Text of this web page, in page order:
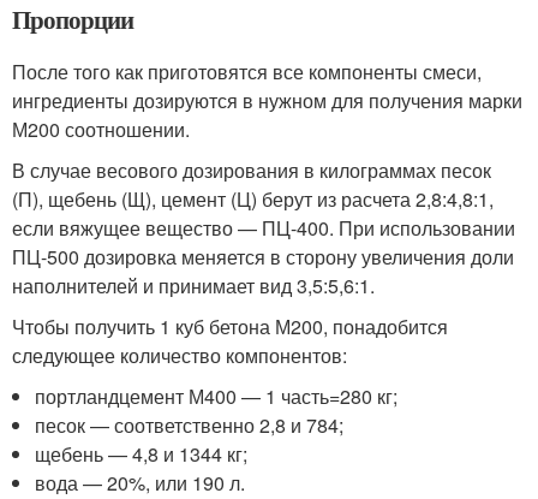
Пропорции
После того как приготовятся все компоненты смеси,
ингредиенты дозируются в нужном для получения марки
М200 соотношении.
В случае весового дозирования в килограммах песок
(П), щебень (Щ), цемент (Ц) берут из расчета 2,8:4,8:1,
если вяжущее вещество — ПЦ-400. При использовании
ПЦ-500 дозировка меняется в сторону увеличения доли
наполнителей и принимает вид 3,5:5,6:1.
Чтобы получить 1 куб бетона М200, понадобится
следующее количество компонентов:
портландцемент М400 — 1 часть=280 кг;
песок — соответственно 2,8 и 784;
щебень — 4,8 и 1344 кг;
вода — 20%, или 190 л.